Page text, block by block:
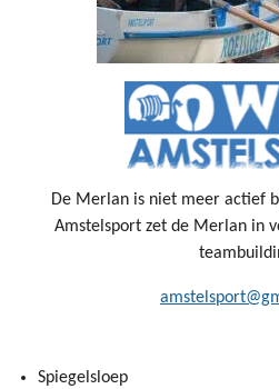
De Merlan is niet meer actief
Amstelsport zet de Merlan in
Spiegelsloep